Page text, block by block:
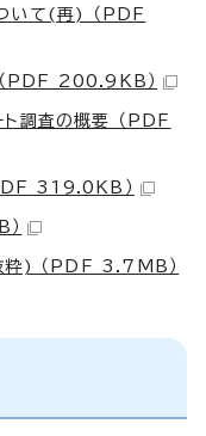
いて(再) （PDF
PDF 200.9KB）
調査の概要 （PDF
319.0KB）
粋) （PDF 3.7MB）